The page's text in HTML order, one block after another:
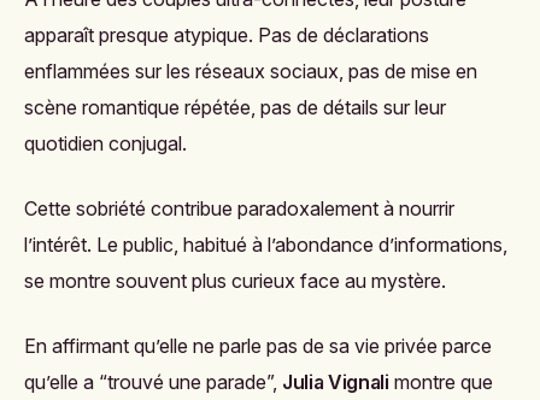
apparaît presque atypique. Pas de déclarations
enflammées sur les réseaux sociaux, pas de mise en
scène romantique répétée, pas de détails sur leur
quotidien conjugal.
Cette sobriété contribue paradoxalement à nourrir
l’intérêt. Le public, habitué à l’abondance d’informations,
se montre souvent plus curieux face au mystère.
En affirmant qu’elle ne parle pas de sa vie privée parce
qu’elle a “trouvé une parade”, Julia Vignali montre que